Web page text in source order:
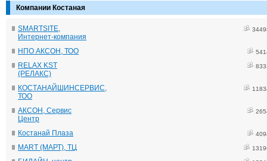
Компании Костаная
SMARTSITE,
Интернет-компания
НПО АКСОН, ТОО
RELAX KST
(РЕЛАКС)
КОСТАНАЙШИНСЕРВИС,
ТОО
АКСОН, Сервис
Центр
Костанай Плаза
MART (МАРТ), ТЦ